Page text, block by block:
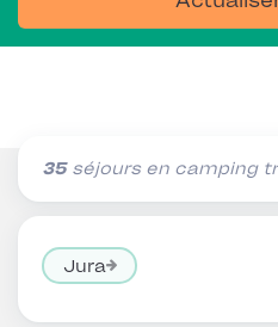
35séjours en camping
Jura